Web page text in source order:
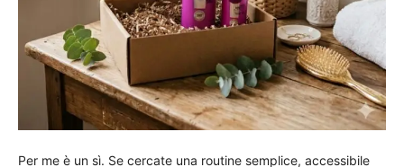
Per me è un sì. Se cercate una routine semplice, accessibile